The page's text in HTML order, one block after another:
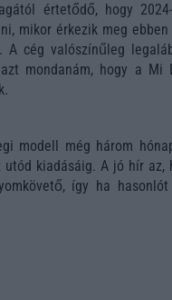
értetődő, hogy
mikor érkezik meg ebben
cég valószínűleg
mondanám, hogy a Mi
modell még három
kiadásáig. A jó hír az,
így ha hasonlót